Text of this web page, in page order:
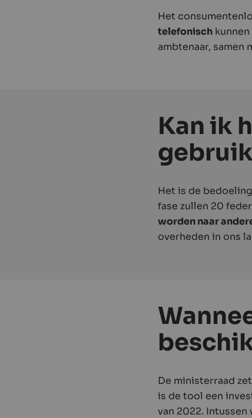
Het
telefonisch
ambtenaar, samen
Kan ik
Het is de
fase zullen 20
worden naar
overheden in ons
De ministerraad
is de tool een
van 2022.